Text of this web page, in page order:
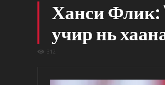
Ханси Флик:
учир нь
312